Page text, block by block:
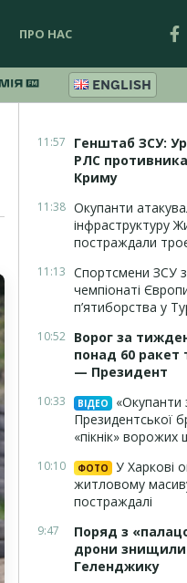
ПРО НАС
ENGLISH
11:57
Генштаб ЗСУ:
РЛС
Криму
11:38 Окупанти
інфраструктуру
постраждали
11:13 Спортсмени ЗСУ
чемпіонаті
п’ятиборства у
10:52 Ворог за
понад 60 ракет
— Президент
10:33 ВІДЕО
«Окупанти
Президентської
«пікнік» ворожих
10:10 ФОТО
У Харкові
житловому
постраждалі
9:47
Поряд з
дрони знищили
Геленджику